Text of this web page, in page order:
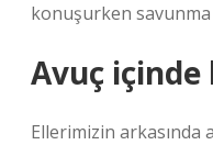
konuşurken
Avuç içinde
Ellerimizin